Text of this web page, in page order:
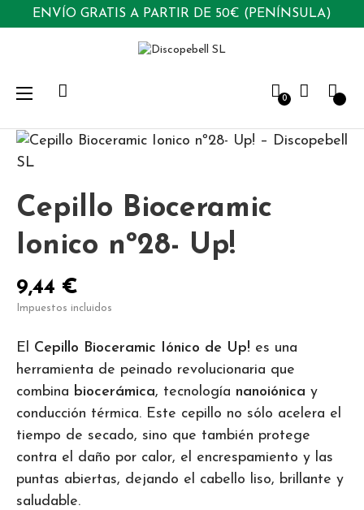
ENVÍO GRATIS A PARTIR DE 50€ (PENÍNSULA)
0
Navegación
palanca
☰
Cepillo Bioceramic
Ionico nº28- Up!
9,44 €
Impuestos incluidos
El Cepillo Bioceramic Iónico de Up! es una
herramienta de peinado revolucionaria que
combina biocerámica, tecnología nanoiónica y
conducción térmica. Este cepillo no sólo acelera el
tiempo de secado, sino que también protege
contra el daño por calor, el encrespamiento y las
puntas abiertas, dejando el cabello liso, brillante y
saludable.